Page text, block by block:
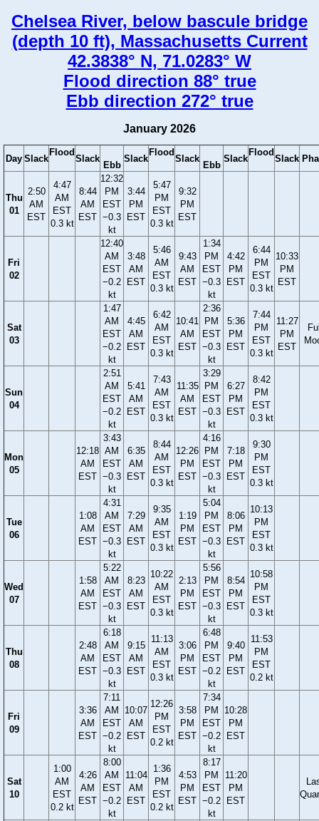
Chelsea River, below bascule bridge
(depth 10 ft), Massachusetts Current
42.3838° N, 71.0283° W
Flood direction 88° true
Ebb direction 272° true
January 2026
Day Slack
Flood
Slack
Ebb
Slack
Flood
Slack
Ebb
Slack
Flood
Slack
Thu
01
2:50
AM
EST
4:47
AM
EST
0.3 kt
8:44
AM
EST
12:32
PM
EST
−0.3
kt
3:44
PM
EST
5:47
PM
EST
0.3 kt
9:32
PM
EST
Fri
02
12:40
AM
EST
−0.2
kt
3:48
AM
EST
5:46
AM
EST
0.3 kt
9:43
AM
EST
1:34
PM
EST
−0.3
kt
4:42
PM
EST
6:44
PM
EST
0.3 kt
10:33
PM
EST
Sat
03
1:47
AM
EST
−0.2
kt
4:45
AM
EST
6:42
AM
EST
0.3 kt
10:41
AM
EST
2:36
PM
EST
−0.3
kt
5:36
PM
EST
7:44
PM
EST
0.3 kt
11:27
PM
EST
Sun
04
2:51
AM
EST
−0.2
kt
5:41
AM
EST
7:43
AM
EST
0.3 kt
11:35
AM
EST
3:29
PM
EST
−0.3
kt
6:27
PM
EST
8:42
PM
EST
0.3 kt
Mon
05
12:18
AM
EST
3:43
AM
EST
−0.3
kt
6:35
AM
EST
8:44
AM
EST
0.3 kt
12:26
PM
EST
4:16
PM
EST
−0.3
kt
7:18
PM
EST
9:30
PM
EST
0.3 kt
Tue
06
1:08
AM
EST
4:31
AM
EST
−0.3
kt
7:29
AM
EST
9:35
AM
EST
0.3 kt
1:19
PM
EST
5:04
PM
EST
−0.3
kt
8:06
PM
EST
10:13
PM
EST
0.3 kt
Wed
07
1:58
AM
EST
5:22
AM
EST
−0.3
kt
8:23
AM
EST
10:22
AM
EST
0.3 kt
2:13
PM
EST
5:56
PM
EST
−0.3
kt
8:54
PM
EST
10:58
PM
EST
0.3 kt
Thu
08
2:48
AM
EST
6:18
AM
EST
−0.3
kt
9:15
AM
EST
11:13
AM
EST
0.3 kt
3:06
PM
EST
6:48
PM
EST
−0.2
kt
9:40
PM
EST
11:53
PM
EST
0.2 kt
Fri
09
3:36
AM
EST
7:11
AM
EST
−0.2
kt
10:07
AM
EST
12:26
PM
EST
0.2 kt
3:58
PM
EST
7:34
PM
EST
−0.2
kt
10:28
PM
EST
Sat
10
1:00
AM
EST
0.2 kt
4:26
AM
EST
8:00
AM
EST
−0.2
kt
11:04
AM
EST
1:36
PM
EST
0.2 kt
4:53
PM
EST
8:17
PM
EST
−0.2
kt
11:20
PM
EST